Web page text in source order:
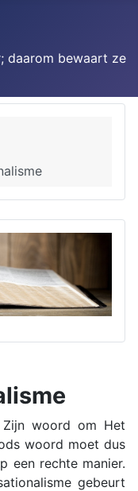
daarom bewaart ze
woord om Het
woord moet dus
een rechte manier.
gebeurt